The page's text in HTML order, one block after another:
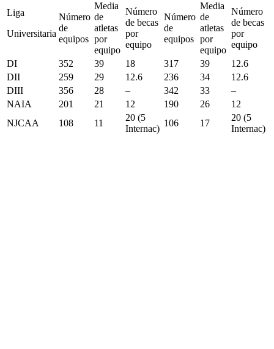
Liga
Universitaria
Número
de
equipos
Media
de
atletas
por
equipo
Número
de becas
por
equipo
Número
de
equipos
Media
de
atletas
por
equipo
Número
de becas
por
equipo
DI
352 39 18 317 39
12.6
DII
259 29 12.6 236 34
12.6
DIII
356 28 – 342 33
–
NAIA
201 21 12 190 26
12
NJCAA
108 11
20 (5
Internac)
106 17
20 (5
Internac)